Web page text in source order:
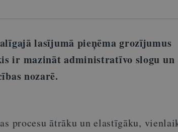
lasījumā pieņēma grozījumus
ir mazināt administratīvo slogu un
nozarē.
procesu ātrāku un elastīgāku,